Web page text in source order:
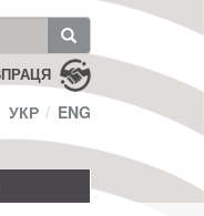
УКР ENG